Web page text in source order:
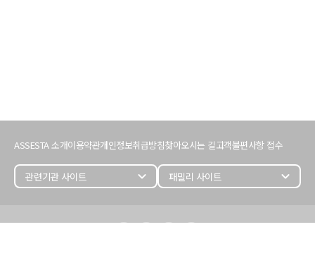
서
ASSESTA 소개이용약관개인정보취급방침찾아오시는 길고객불편사항 접수
expand_more
expand_more
세